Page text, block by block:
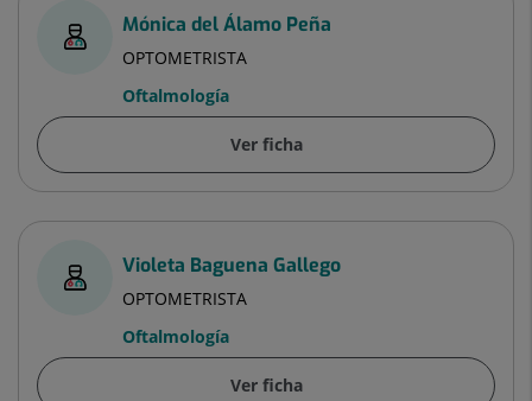
Mónica del Álamo Peña
OPTOMETRISTA
Oftalmología
Ver ficha
Violeta Baguena Gallego
OPTOMETRISTA
Oftalmología
Ver ficha